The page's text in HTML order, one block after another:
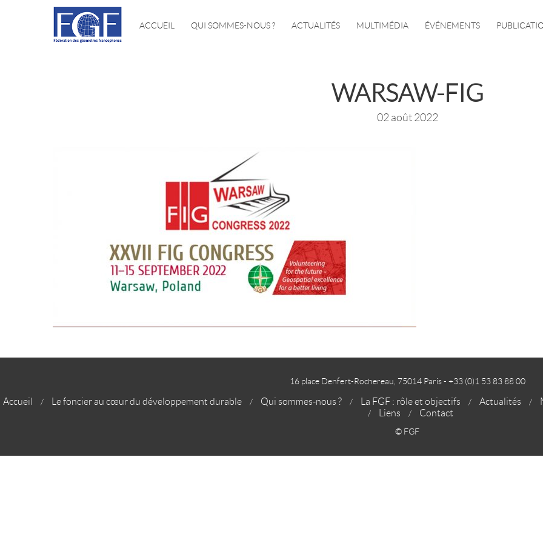
ACCUEIL QUI SOMMES-NOUS ? ACTUALITÉS MULTIMÉDIA ÉVÉNEMENTS
WARSAW-FIG
02 août 2022
16 place Denfert-Rochereau, 75014 Paris - +33 (0)1 53 83 88 00
Accueil Le foncier au cœur du développement durable Qui sommes-nous ? La FGF : rôle et objectifs Actualités
Liens
Contact
© FGF